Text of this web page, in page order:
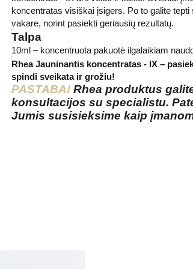
koncentratas visiškai įsigers. Po to galite
vakare, norint pasiekti geriausių rezultatų.
Talpa
10ml – koncentruota pakuotė ilgalaikiam
Rhea Jauninantis koncentratas - IX –
spindi sveikata ir grožiu!
PASTABA! Rhea produktus
konsultacijos su specialistu.
Jumis susisieksime kaip